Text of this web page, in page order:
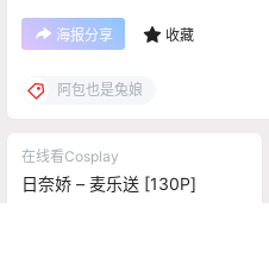
海报分享 收藏
阿包也是兔娘
在线看Cosplay
日奈娇 – 麦乐送 [130P]